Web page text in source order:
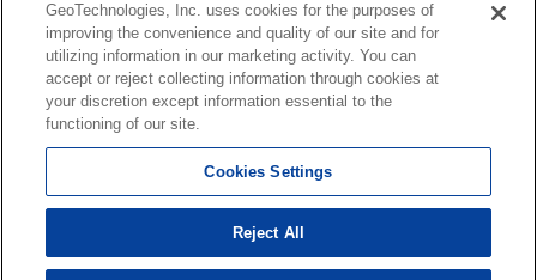
法人向け地図・位置情報サービス WEBサイト・システム向け地
図API Windows PC向け地図開発キット MapFan DB 住所確認
サービス
MAP WORLD+ トリマ広告 Geo-Research
カーナビ地図更新サービス
MapFan スマートメンバーズ
KENWOOD MapFan Club
GeoTechnologies, Inc. uses cookies for the purposes of
improving the convenience and quality of our site and for
utilizing information in our marketing activity. You can
accept or reject collecting information through cookies at
your discretion except information essential to the
functioning of our site.
Cookies Settings
Reject All